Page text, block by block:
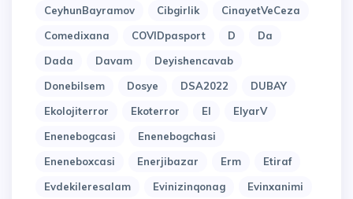
CeyhunBayramov
Cibgirlik
CinayetVeCeza
Comedixana
COVIDpasport D
Da
Dada
Davam
Deyishencavab
Donebilsem
Dosye DSA2022
DUBAY
Ekolojiterror
Ekoterror El
ElyarV
Enenebogcasi
Enenebogchasi
Eneneboxcasi
Enerjibazar Erm
Etiraf
Evdekileresalam
Evinizinqonag
Evinxanimi